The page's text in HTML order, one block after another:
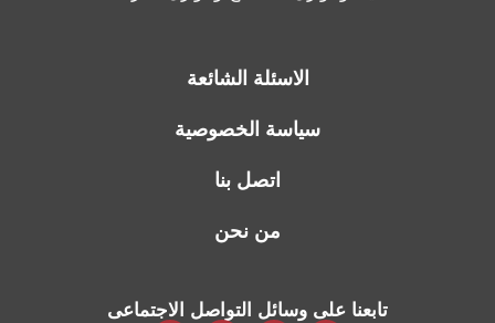
الاسئلة الشائعة
سياسة الخصوصية
اتصل بنا
من نحن
تابعنا على وسائل التواصل الاجتماعى